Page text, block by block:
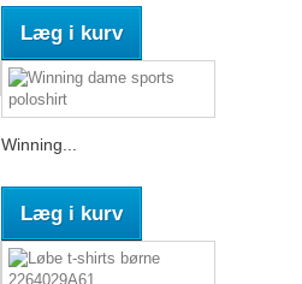
Læg i kurv
Winning...
Læg i kurv